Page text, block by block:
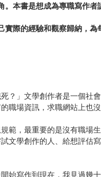
本書是想成為專職寫作者
際的經驗和觀察歸納，
？」文學創作者是一個社
職場資訊，求職網站上也
範，最重要的是沒有職
學創作的人、給想評估
始寫作到現在，我見過幾